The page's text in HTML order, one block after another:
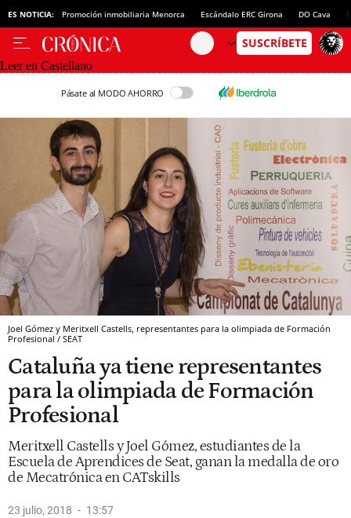
ES NOTICIA: Promoción inmobiliaria Menorca Escándalo ERC Girona DO Cava
Leer en Castellano
Pásate al MODO AHORRO
Joel Gómez y Meritxell Castells, representantes para la olimpiada de Formación
Profesional / SEAT
Cataluña ya tiene representantes
para la olimpiada de Formación
Profesional
Meritxell Castells y Joel Gómez, estudiantes de la
Escuela de Aprendices de Seat, ganan la medalla de oro
de Mecatrónica en CATskills
23 julio, 2018 13:57